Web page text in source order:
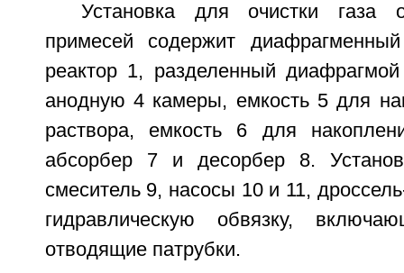
Установка для очистки газа
примесей содержит диафрагменный
реактор 1, разделенный
анодную 4 камеры, емкость 5 для
раствора, емкость 6 для
абсорбер 7 и десорбер 8.
смеситель 9, насосы 10 и 11,
гидравлическую обвязку,
отводящие патрубки.